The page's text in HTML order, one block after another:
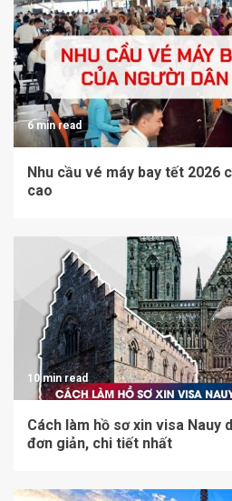
6 min read
Nhu cầu vé máy bay tết 2026
cao
10 min read
Cách làm hồ sơ xin visa Nauy
đơn giản, chi tiết nhất